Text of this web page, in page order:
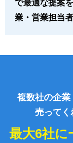
で最適な提案
業・営業担当
複数社の企業
売ってく
最大6社に